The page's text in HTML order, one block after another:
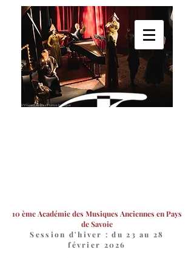
10 ème Académie des Musiques Anciennes en Pays
de Savoie
Session d'hiver : du 23 au 28
février 2026